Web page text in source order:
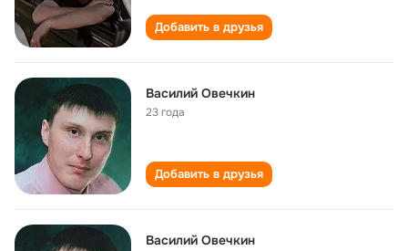
Добавить в друзья
Василий Овечкин
23 года
Добавить в друзья
Василий Овечкин